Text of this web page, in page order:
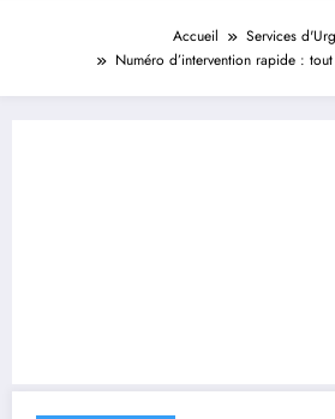
Accueil
Services
Numéro d’intervention rapide :